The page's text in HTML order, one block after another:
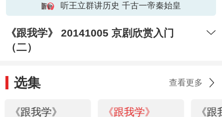
听王立群讲历史 千古一帝秦始皇
《跟我学》 20141005 京剧欣赏入门
（二）
选集 查看更多
《跟我学》
《跟我学》
《